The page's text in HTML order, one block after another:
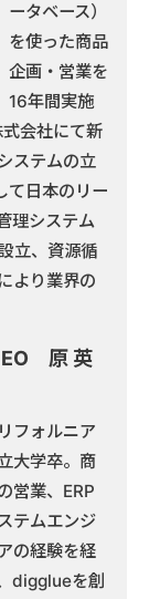
ータベース）
を使った商品
企画・営業を
16年間実施
会社にて新
ステムの立
て日本のリー
理システム
立、資源循
より業界の
原 英
フォルニア
大学卒。商
営業、ERP
テムエンジ
の経験を経
digglueを創